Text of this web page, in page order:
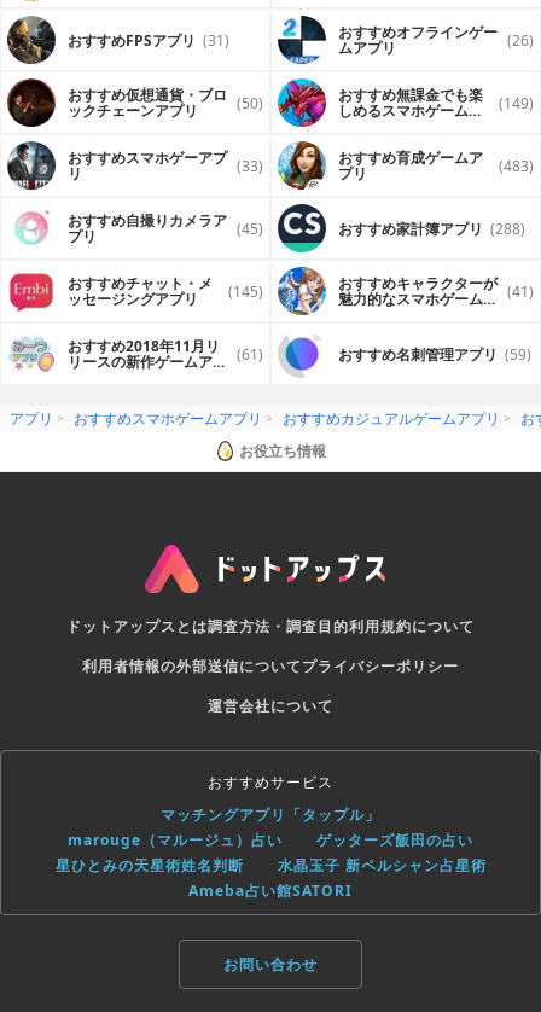
おすすめFPSアプリ (31) おすすめオフラインゲー
ムアプリ (26)
おすすめ仮想通貨・ブロ
ックチェーンアプリ (50) おすすめ無課金でも楽
しめるスマホゲームア (149)
おすすめスマホゲーアプ
リ (33) おすすめ育成ゲームア
プリ (483)
おすすめ自撮りカメラア
プリ (45) おすすめ家計簿アプリ (288)
おすすめチャット・メ
ッセージングアプリ (145) おすすめキャラクターが
魅力的なスマホゲームア (41)
おすすめ2018年11月リ
リースの新作ゲームアプ (61) おすすめ名刺管理アプリ (59)
アプリ おすすめスマホゲームアプリ おすすめカジュアルゲームアプリ
お
お役立ち情報
ドットアップスとは調査方法・調査目的利用規約について
利用者情報の外部送信についてプライバシーポリシー
運営会社について
おすすめサービス
マッチングアプリ「タップル」
marouge（マルージュ）占い
ゲッターズ飯田の占い
星ひとみの天星術姓名判断
水晶玉子 新ペルシャン占星術
Ameba占い館SATORI
お問い合わせ